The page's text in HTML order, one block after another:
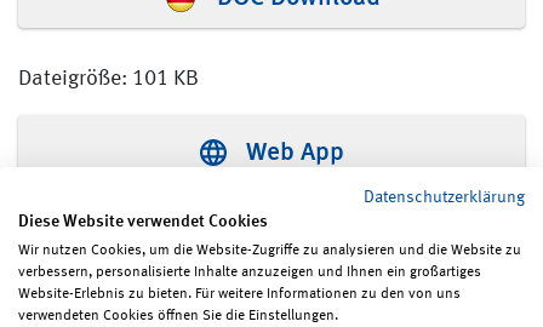
Dateigröße: 101 KB
Web App
Seite teilen Seite drucken
Datenschutzerklärung
Diese Website verwendet Cookies
Wir nutzen Cookies, um die Website-Zugriffe zu analysieren und die Website zu
verbessern, personalisierte Inhalte anzuzeigen und Ihnen ein großartiges
Website-Erlebnis zu bieten. Für weitere Informationen zu den von uns
verwendeten Cookies öffnen Sie die Einstellungen.